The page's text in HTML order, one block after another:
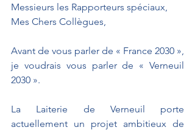
Messieurs les Rapporteurs spéciaux,
Mes Chers Collègues,
Avant de vous parler de « France 2030 »,
je voudrais vous parler de « Verneuil
2030 ».
La Laiterie de Verneuil porte
actuellement un projet ambitieux de